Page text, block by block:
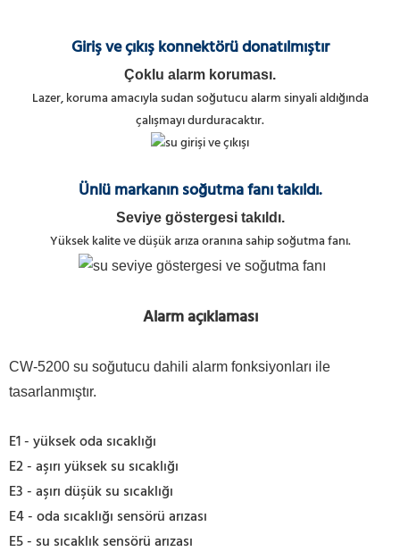
Giriş ve çıkış konnektörü donatılmıştır
Çoklu alarm koruması.
Lazer, koruma amacıyla sudan soğutucu alarm sinyali aldığında
çalışmayı durduracaktır.
Ünlü markanın soğutma fanı takıldı.
Seviye göstergesi takıldı.
Yüksek kalite ve düşük arıza oranına sahip soğutma fanı.
Alarm açıklaması
CW-5200 su soğutucu dahili alarm fonksiyonları ile
tasarlanmıştır.
E1 - yüksek oda sıcaklığı
E2 - aşırı yüksek su sıcaklığı
E3 - aşırı düşük su sıcaklığı
E4 - oda sıcaklığı sensörü arızası
E5 - su sıcaklık sensörü arızası